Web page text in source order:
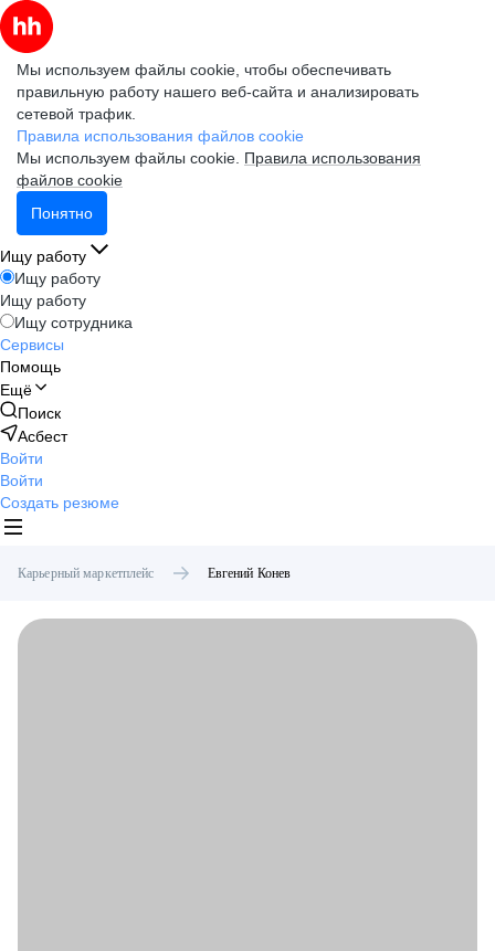
Мы используем файлы cookie, чтобы обеспечивать
правильную работу нашего веб-сайта и анализировать
сетевой трафик.
Правила использования файлов cookie
Мы используем файлы cookie. Правила использования
файлов cookie
Понятно
Ищу работу
Ищу работу
Ищу работу
Ищу сотрудника
Сервисы
Помощь
Ещё
Поиск
Асбест
Войти
Войти
Создать резюме
Карьерный маркетплейс Евгений Конев